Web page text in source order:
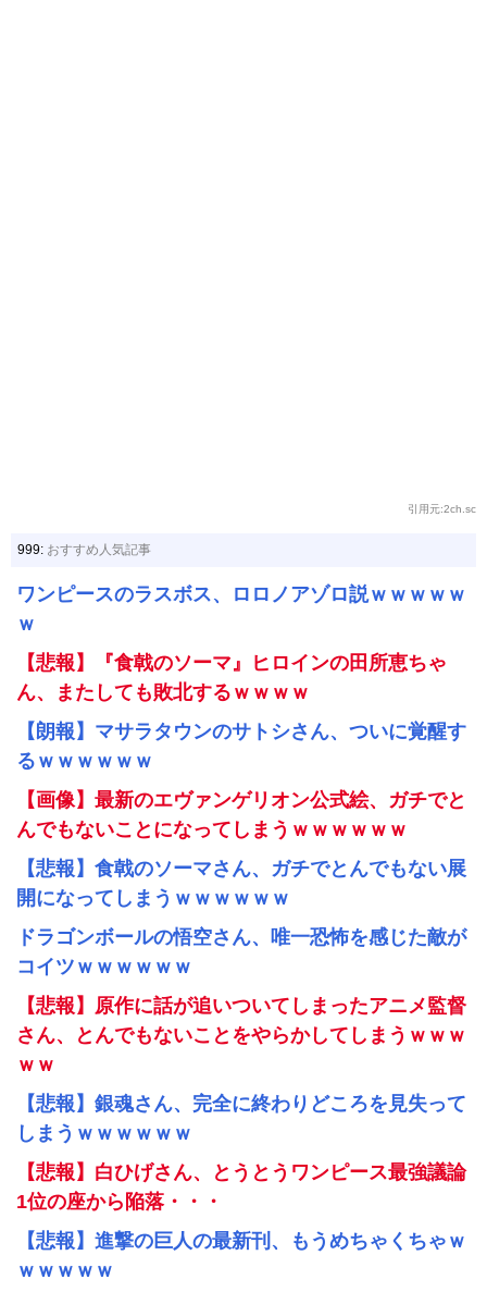
引用元:2ch.sc
999: おすすめ人気記事
ワンピースのラスボス、ロロノアゾロ説ｗｗｗｗｗ
ｗ
【悲報】『食戟のソーマ』ヒロインの田所恵ちゃ
ん、またしても敗北するｗｗｗｗ
【朗報】マサラタウンのサトシさん、ついに覚醒す
るｗｗｗｗｗｗ
【画像】最新のエヴァンゲリオン公式絵、ガチでと
んでもないことになってしまうｗｗｗｗｗｗ
【悲報】食戟のソーマさん、ガチでとんでもない展
開になってしまうｗｗｗｗｗｗ
ドラゴンボールの悟空さん、唯一恐怖を感じた敵が
コイツｗｗｗｗｗｗ
【悲報】原作に話が追いついてしまったアニメ監督
さん、とんでもないことをやらかしてしまうｗｗｗ
ｗｗ
【悲報】銀魂さん、完全に終わりどころを見失って
しまうｗｗｗｗｗｗ
【悲報】白ひげさん、とうとうワンピース最強議論
1位の座から陥落・・・
【悲報】進撃の巨人の最新刊、もうめちゃくちゃｗ
ｗｗｗｗｗ